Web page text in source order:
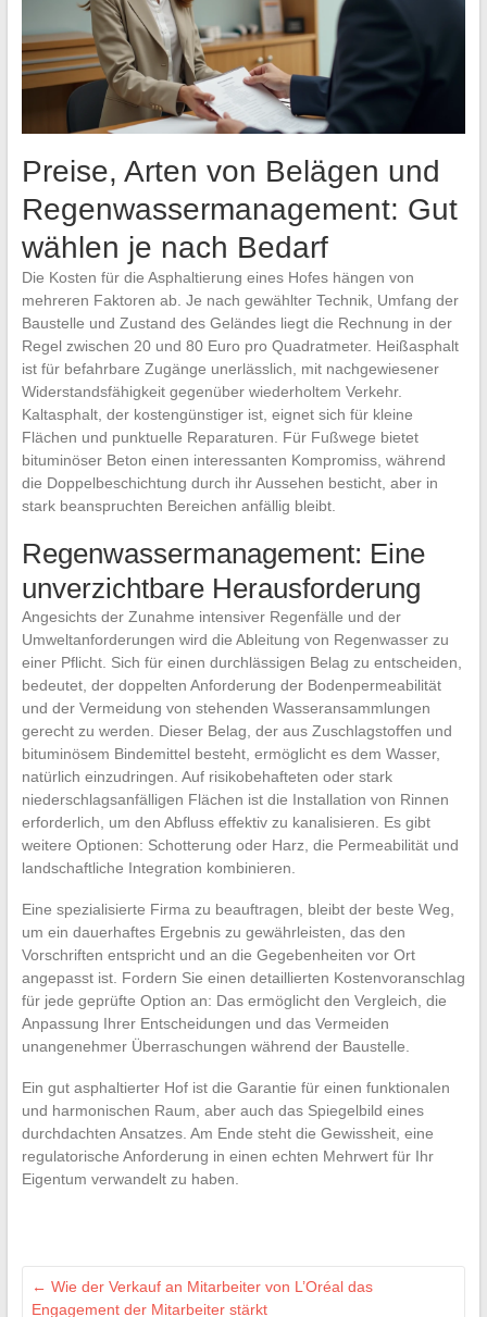
Preise, Arten von Belägen und
Regenwassermanagement: Gut
wählen je nach Bedarf
Die Kosten für die Asphaltierung eines Hofes hängen von
mehreren Faktoren ab. Je nach gewählter Technik, Umfang der
Baustelle und Zustand des Geländes liegt die Rechnung in der
Regel zwischen 20 und 80 Euro pro Quadratmeter. Heißasphalt
ist für befahrbare Zugänge unerlässlich, mit nachgewiesener
Widerstandsfähigkeit gegenüber wiederholtem Verkehr.
Kaltasphalt, der kostengünstiger ist, eignet sich für kleine
Flächen und punktuelle Reparaturen. Für Fußwege bietet
bituminöser Beton einen interessanten Kompromiss, während
die Doppelbeschichtung durch ihr Aussehen besticht, aber in
stark beanspruchten Bereichen anfällig bleibt.
Regenwassermanagement: Eine
unverzichtbare Herausforderung
Angesichts der Zunahme intensiver Regenfälle und der
Umweltanforderungen wird die Ableitung von Regenwasser zu
einer Pflicht. Sich für einen durchlässigen Belag zu entscheiden,
bedeutet, der doppelten Anforderung der Bodenpermeabilität
und der Vermeidung von stehenden Wasseransammlungen
gerecht zu werden. Dieser Belag, der aus Zuschlagstoffen und
bituminösem Bindemittel besteht, ermöglicht es dem Wasser,
natürlich einzudringen. Auf risikobehafteten oder stark
niederschlagsanfälligen Flächen ist die Installation von Rinnen
erforderlich, um den Abfluss effektiv zu kanalisieren. Es gibt
weitere Optionen: Schotterung oder Harz, die Permeabilität und
landschaftliche Integration kombinieren.
Eine spezialisierte Firma zu beauftragen, bleibt der beste Weg,
um ein dauerhaftes Ergebnis zu gewährleisten, das den
Vorschriften entspricht und an die Gegebenheiten vor Ort
angepasst ist. Fordern Sie einen detaillierten Kostenvoranschlag
für jede geprüfte Option an: Das ermöglicht den Vergleich, die
Anpassung Ihrer Entscheidungen und das Vermeiden
unangenehmer Überraschungen während der Baustelle.
Ein gut asphaltierter Hof ist die Garantie für einen funktionalen
und harmonischen Raum, aber auch das Spiegelbild eines
durchdachten Ansatzes. Am Ende steht die Gewissheit, eine
regulatorische Anforderung in einen echten Mehrwert für Ihr
Eigentum verwandelt zu haben.
← Wie der Verkauf an Mitarbeiter von L’Oréal das
Engagement der Mitarbeiter stärkt